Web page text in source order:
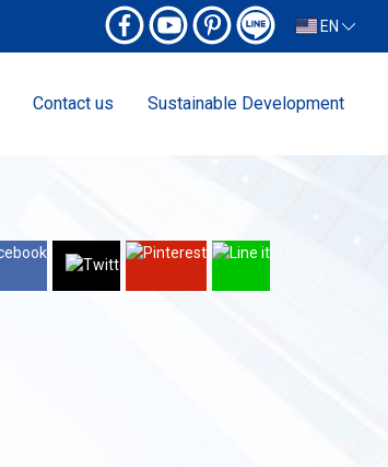
EN
Contact us Sustainable Development